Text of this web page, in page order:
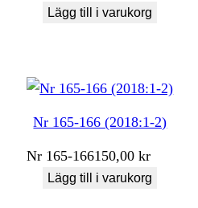
Lägg till i varukorg
Nr 165-166 (2018:1-2)
Nr 165-166150,00kr
Lägg till i varukorg